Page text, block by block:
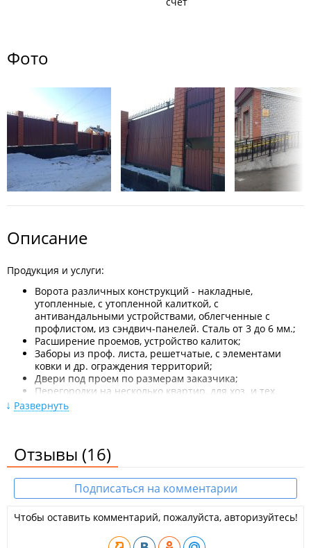
Фото
Описание
Продукция и услуги:
Ворота различных конструкций - накладные,
утопленные, с утопленной калиткой, с
антивандальными устройствами, облегченные с
профлистом, из сэндвич-панелей. Сталь от 3 до 6 мм.;
Расширение проемов, устройство калиток;
Заборы из проф. листа, решетчатые, с элементами
ковки и др. ограждения территорий;
Двери под проем по размерам заказчика;
Перегородки на несколько квартир, для хоз. и тех.
помещений;
Решетки на окна, балконные блоки. Выбор рисунков,
Услуги автономной электросварки: с выездом к
клиенту, оплата почасовая;
Сварочные работы: выезд на место, ремонт ворот,
решеток, дверей и др. мет. конструкций;
Выезд мастера бесплатно в пределах города;
Скидочные системы постоянным заказчикам, на объем
Договор, гарантия.
Развернуть
Отзывы (16)
Подписаться на комментарии
Чтобы оставить комментарий, пожалуйста, авторизуйтесь!